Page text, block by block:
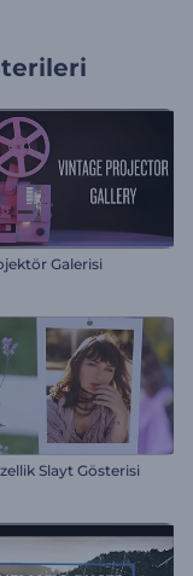
Galerisi
Slayt Gösterisi